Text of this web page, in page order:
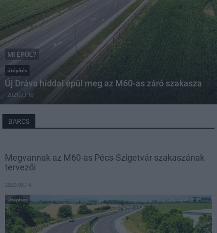
MI ÉPÜL?
útépítés
Új Dráva híddal épül meg az M60-as záró szakasza
2021.09.10
BARCS
Megvannak az M60-as Pécs-Szigetvár szakaszának
tervezői
2020.08.14
Útépítés